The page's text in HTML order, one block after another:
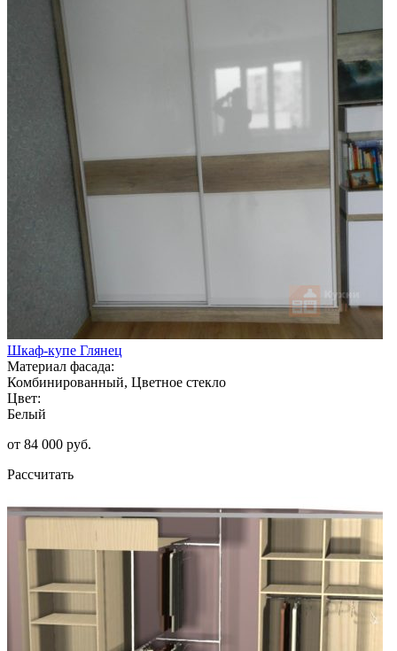
Шкаф-купе Глянец
Материал фасада:
Комбинированный, Цветное стекло
Цвет:
Белый
от 84 000 руб.
Рассчитать